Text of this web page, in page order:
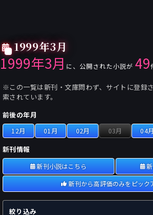
1999年3月
1999年3月 に、公開された小説が 49
※この一覧は新刊・文庫問わず、サイトに登録
索されています。
前後の年月
12月 01月 02月 03月 04
新刊情報
新刊小説はこちら
新刊から高評価のみをピック
絞り込み